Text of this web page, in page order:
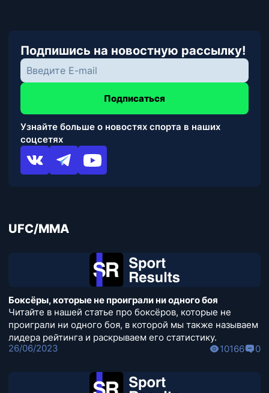
Подпишись на новостную рассылку!
Подписаться
Узнайте больше о новостях спорта в наших
соцсетях
UFC/MMA
Боксёры, которые не проиграли ни одного боя
Читайте в нашей статье про боксёров, которые не
проиграли ни одного боя, в которой мы также называем
лидера рейтинга и раскрываем его статистику.
26/06/2023
10166 0